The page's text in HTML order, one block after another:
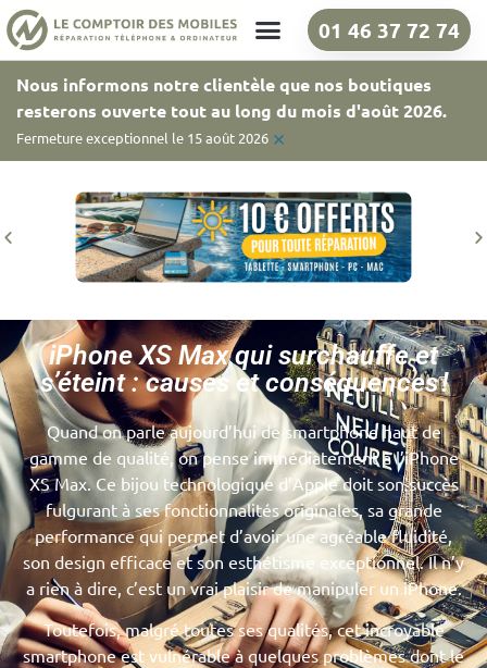
01 46 37 72 74
Nous informons notre clientèle que nos boutiques
resterons ouverte tout au long du mois d'août 2026.
Fermeture exceptionnel le 15 août 2026 ×
iPhone XS Max qui surchauffe et
s’éteint : causes et conséquences !
Quand on parle aujourd’hui de smartphone haut de
gamme de qualité, on pense immédiatement à l’iPhone
XS Max. Ce bijou technologique d’Apple doit son succès
fulgurant à ses fonctionnalités originales, sa grande
performance qui permet d’avoir une agréable fluidité,
son design efficace et son esthétisme exceptionnel. Il n’y
a rien à dire, c’est un vrai plaisir de manipuler un iPhone.
Toutefois, malgré toutes ses qualités, cet incroyable
smartphone est vulnérable à quelques problèmes dont le